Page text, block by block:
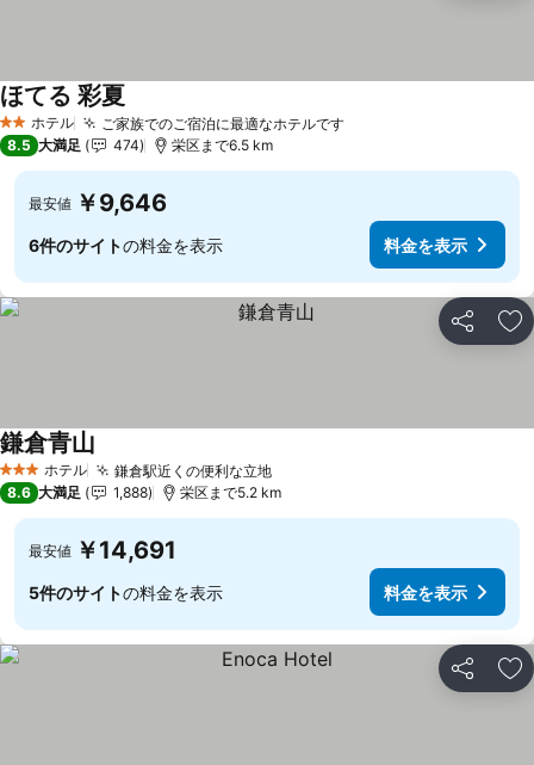
2 ホテルのランク
ホテル ご家族でのご宿泊に最適なホテルです
ほてる 彩夏
8.5 大満足 474 栄区まで6.5 km
最安値 ￥9,646
6件のサイトの料金を表示 料金を表示
シェア お
3 ホテルのランク
ホテル 鎌倉駅近くの便利な立地
鎌倉青山
8.6 大満足 1,888 栄区まで5.2 km
最安値 ￥14,691
5件のサイトの料金を表示 料金を表示
シェア お